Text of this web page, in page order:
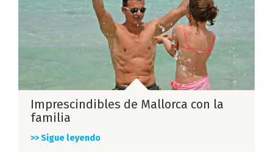
Imprescindibles de Mallorca con la
familia
>> Sigue leyendo